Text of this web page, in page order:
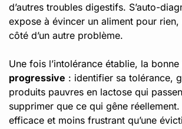
d’autres troubles digestifs. S’auto-
expose à évincer un aliment pour rien,
côté d’un autre problème.
Une fois l’intolérance établie, la
progressive : identifier sa tolérance,
produits pauvres en lactose qui
supprimer que ce qui gêne réellement.
efficace et moins frustrant qu’une